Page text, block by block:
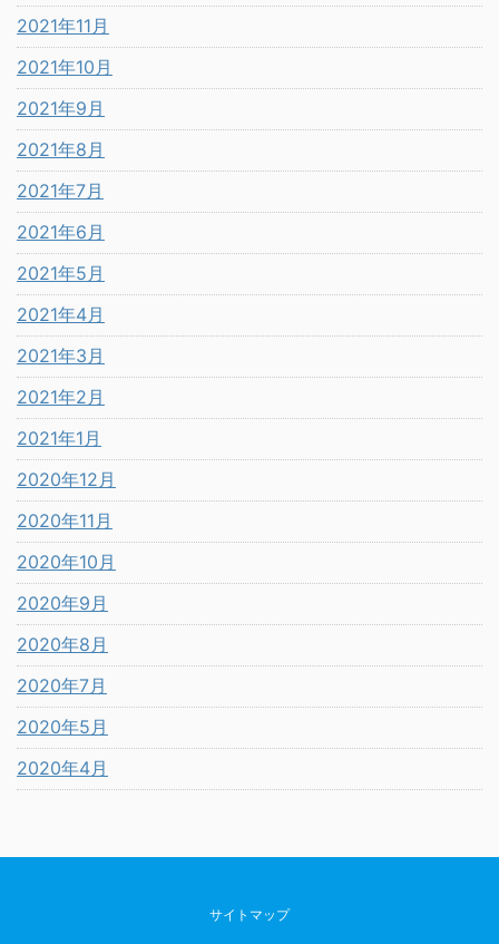
2021年11月
2021年10月
2021年9月
2021年8月
2021年7月
2021年6月
2021年5月
2021年4月
2021年3月
2021年2月
2021年1月
2020年12月
2020年11月
2020年10月
2020年9月
2020年8月
2020年7月
2020年5月
2020年4月
サイトマップ